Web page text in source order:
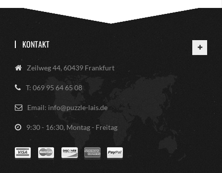
KONTAKT
Zeilweg 44, 60439 Frankfurt
T: 069 95 64 65 08
Email: info@puzzle-lais.de
9:30 - 16:30, Montag - Freitag